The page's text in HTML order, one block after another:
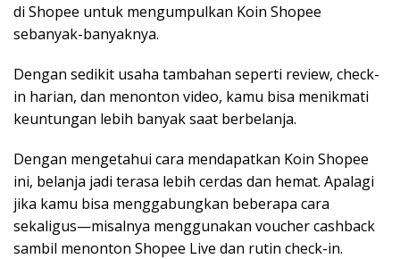
di Shopee untuk mengumpulkan Koin Shopee
sebanyak-banyaknya.
Dengan sedikit usaha tambahan seperti review, check-
in harian, dan menonton video, kamu bisa menikmati
keuntungan lebih banyak saat berbelanja.
Dengan mengetahui cara mendapatkan Koin Shopee
ini, belanja jadi terasa lebih cerdas dan hemat. Apalagi
jika kamu bisa menggabungkan beberapa cara
sekaligus—misalnya menggunakan voucher cashback
sambil menonton Shopee Live dan rutin check-in.